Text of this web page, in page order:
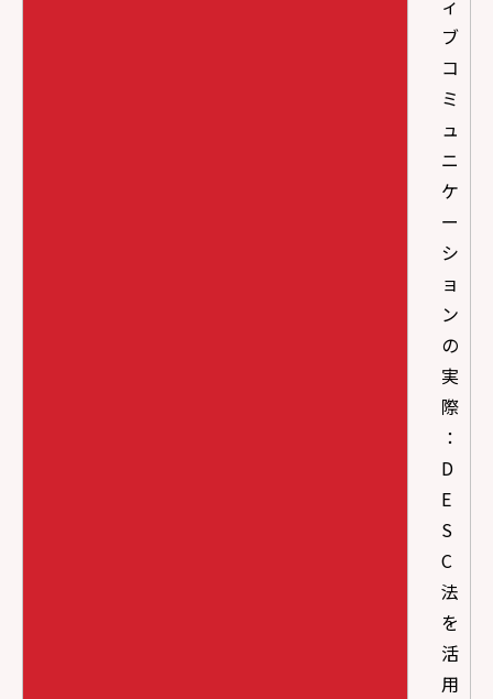
ィ
ブ
コ
ミ
ュ
ニ
ケ
ー
シ
ョ
ン
の
実
際
：
D
E
S
C
法
を
活
用